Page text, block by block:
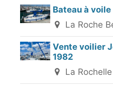
Bateau à voile
La Roche
Vente voilier
1982
La Rochelle